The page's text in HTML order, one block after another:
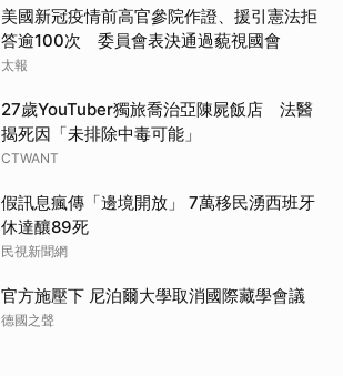
美國新冠疫情前高官參院作證、援引憲法拒
答逾100次 委員會表決通過藐視國會
太報
27歲YouTuber獨旅喬治亞陳屍飯店 法醫
揭死因「未排除中毒可能」
CTWANT
假訊息瘋傳「邊境開放」 7萬移民湧西班牙
休達釀89死
民視新聞網
官方施壓下 尼泊爾大學取消國際藏學會議
德國之聲